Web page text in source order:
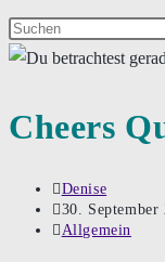
Cheers
Beitrags-
Autor:
Denise
Beitrag
veröffentlicht:
30. September
Beitrags-
Allgemein